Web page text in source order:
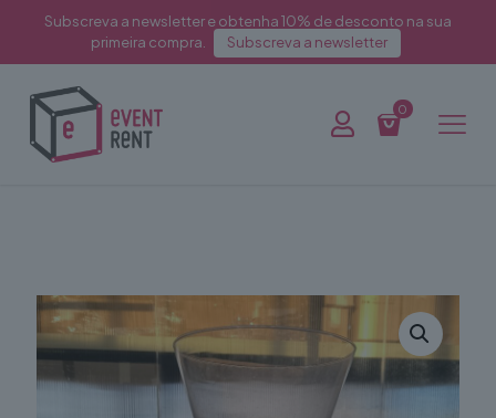
Subscreva a newsletter e obtenha 10% de desconto na sua
primeira compra.
Subscreva a newsletter
0